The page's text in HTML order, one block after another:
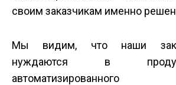
своим заказчикам именно
Мы видим, что наши
нуждаются в